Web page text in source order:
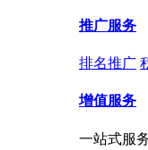
推广服务
排名推广
增值服务
一站式服